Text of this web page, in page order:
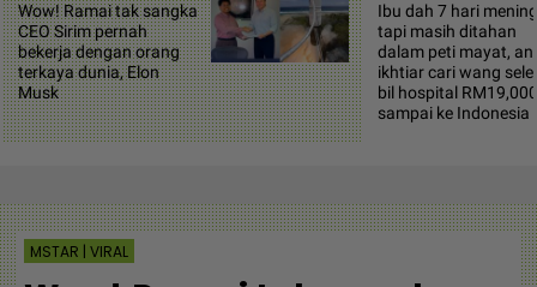
Wow! Ramai tak sangka
CEO Sirim pernah
bekerja dengan orang
terkaya dunia, Elon
Musk
Ibu dah 7 hari
tapi masih ditahan
dalam peti mayat,
ikhtiar cari wang
bil hospital RM19,000
sampai ke Indonesia
MSTAR | VIRAL